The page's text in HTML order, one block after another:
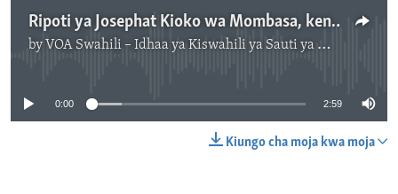
Ripoti ya Josephat Kioko wa Mombasa, kenya
by VOA Swahili – Idhaa ya Kiswahili ya Sauti ya Amerika
No media source currently available
0:00 2:59
Kiungo cha moja kwa moja